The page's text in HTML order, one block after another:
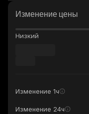
Изменение цены
Низкий
Изменение 1ч
Изменение 24ч